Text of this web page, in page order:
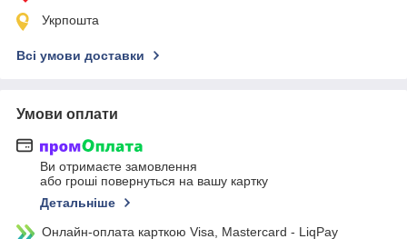
Укрпошта
Всі умови доставки
Умови оплати
Ви отримаєте замовлення
або гроші повернуться на вашу картку
Детальніше
Онлайн-оплата карткою Visa, Mastercard - LiqPay